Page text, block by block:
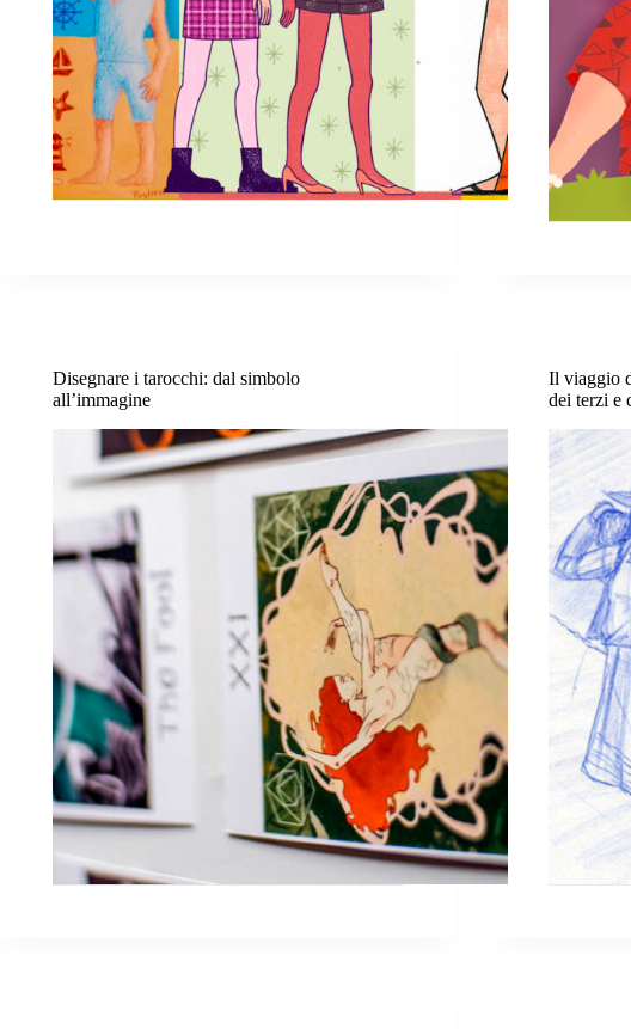
Disegnare i tarocchi: dal simbolo
all’immagine
Il viaggio
dei terzi e